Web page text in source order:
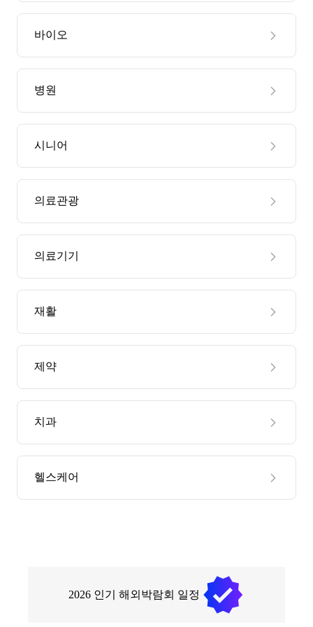
바이오
병원
시니어
의료관광
의료기기
재활
제약
치과
헬스케어
2026 인기 해외박람회 일정